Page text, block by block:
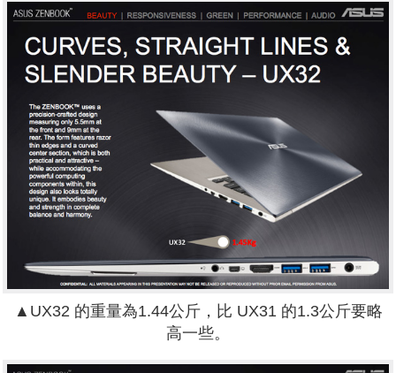
▲UX32 的重量為1.44公斤，比 UX31 的1.3公斤要略
高一些。